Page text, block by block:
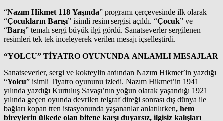
“Nazım Hikmet 118 Yaşında” programı çerçevesinde ilk olarak
“Çocukların Barışı” isimli resim sergisi açıldı. “Çocuk” ve
“Barış” temalı sergi büyük ilgi gördü. Sanatseverler sergilenen
resimleri tek tek inceleyerek verilen mesajı içselleştirdi.
“YOLCU” TİYATRO OYUNUNDA ANLAMLI MESAJLAR
Sanatseverler, sergi ve kokteylin ardından Nazım Hikmet’in yazdığı
“Yolcu” isimli Tiyatro oyununu izledi. Nazım Hikmet’in 1941
yılında yazdığı Kurtuluş Savaşı’nın yoğun olarak yaşandığı 1921
yılında geçen oyunda devrilen telgraf direği sonrası dış dünya ile
bağları kopan tren istasyonunda yaşananlar anlatılırken, hem
bireylerin ülkede olan bitene karşı duyarsız, ilgisiz kalışları